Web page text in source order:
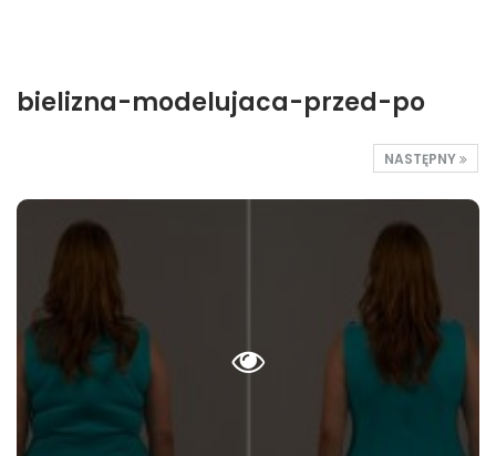
bielizna-modelujaca-przed-po
NASTĘPNY